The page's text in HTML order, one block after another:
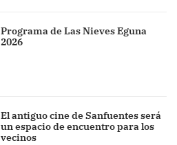
Programa de Las Nieves Eguna
2026
El antiguo cine de Sanfuentes será
un espacio de encuentro para los
vecinos